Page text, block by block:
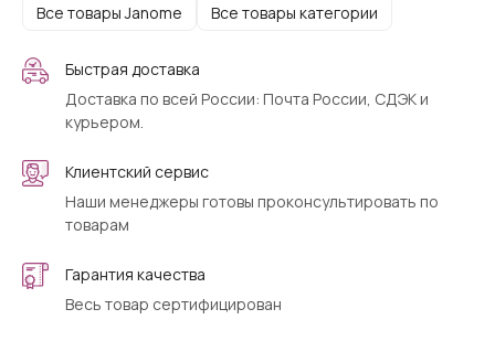
Все товары Janome Все товары категории
Быстрая доставка
Доставка по всей России: Почта России, СДЭК и
курьером.
Клиентский сервис
Наши менеджеры готовы проконсультировать по
товарам
Гарантия качества
Весь товар сертифицирован